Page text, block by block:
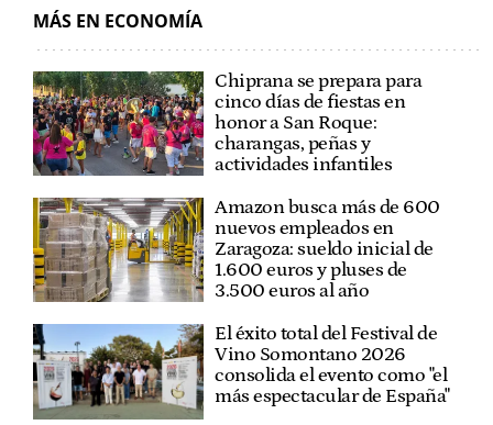
MÁS EN ECONOMÍA
Chiprana se prepara para
cinco días de fiestas en
honor a San Roque:
charangas, peñas y
actividades infantiles
Amazon busca más de 600
nuevos empleados en
Zaragoza: sueldo inicial de
1.600 euros y pluses de
3.500 euros al año
El éxito total del Festival de
Vino Somontano 2026
consolida el evento como "el
más espectacular de España"